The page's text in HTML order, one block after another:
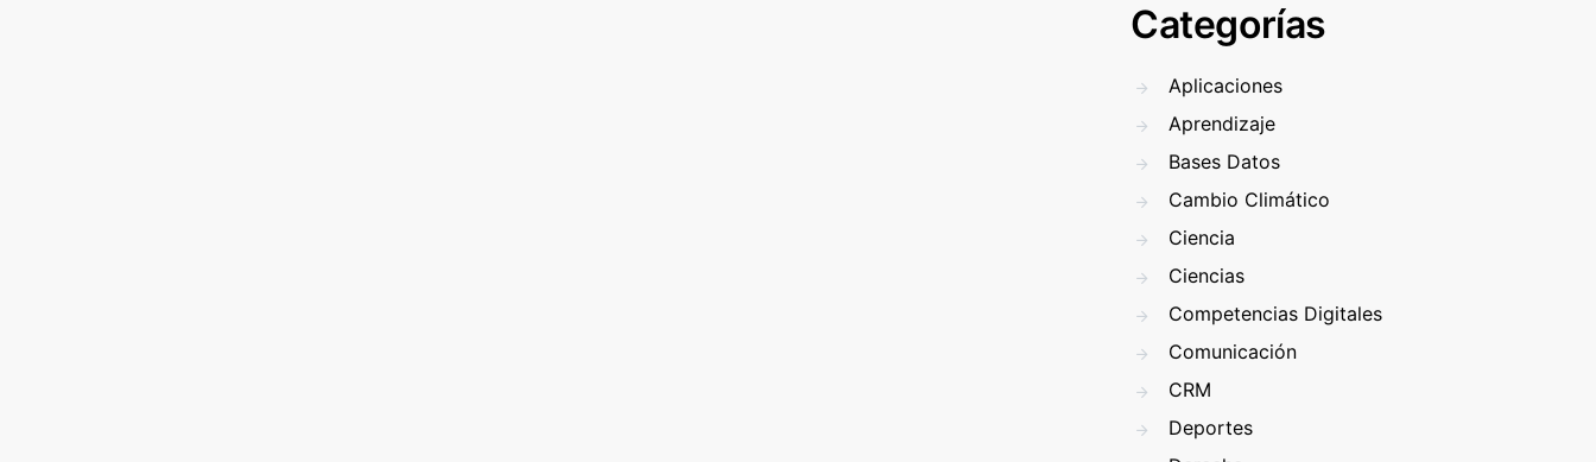
Categorías
Aplicaciones
Aprendizaje
Bases Datos
Cambio Climático
Ciencia
Ciencias
Competencias Digitales
Comunicación
CRM
Deportes